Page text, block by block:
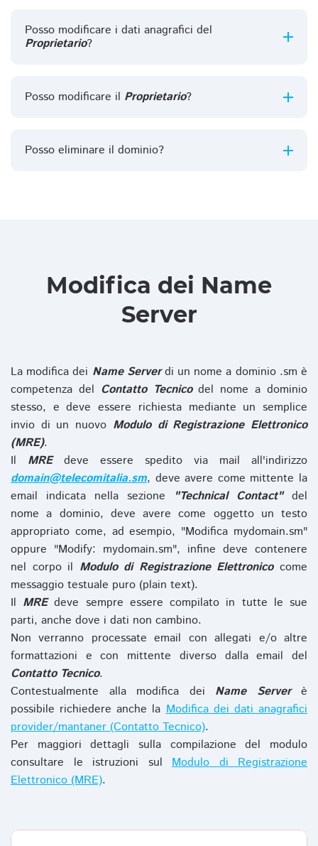
Posso modificare i dati anagrafici del
Proprietario?
Posso modificare il Proprietario?
Posso eliminare il dominio?
Modifica dei Name
Server
La modifica dei Name Serverdi un nome a dominio .sm è
competenza del Contatto Tecnicodel nome a dominio
stesso, e deve essere richiesta mediante un semplice
invio di un nuovo Modulo di Registrazione Elettronico
(MRE).
Il MREdeve essere spedito via mail all'indirizzo
domain@telecomitalia.sm, deve avere come mittente la
email indicata nella sezione
"Technical Contact"del
nome a dominio, deve avere come oggetto un testo
appropriato come, ad esempio, "Modifica mydomain.sm"
oppure "Modify: mydomain.sm", infine deve contenere
nel corpo il Modulo di Registrazione Elettronicocome
messaggio testuale puro (plain text).
Il MREdeve sempre essere compilato in tutte le sue
parti, anche dove i dati non cambino.
Non verranno processate email con allegati e/o altre
formattazioni e con mittente diverso dalla email del
Contatto Tecnico.
Contestualmente alla modifica dei Name Serverè
possibile richiedere anche laModifica dei dati anagrafici
provider/mantaner (Contatto Tecnico).
Per maggiori dettagli sulla compilazione del modulo
consultare le istruzioni sul Modulo di Registrazione
Elettronico (MRE).